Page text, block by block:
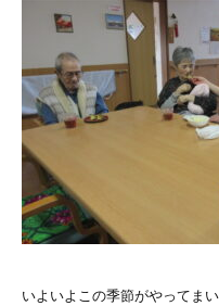
いよいよこの季節がやってま